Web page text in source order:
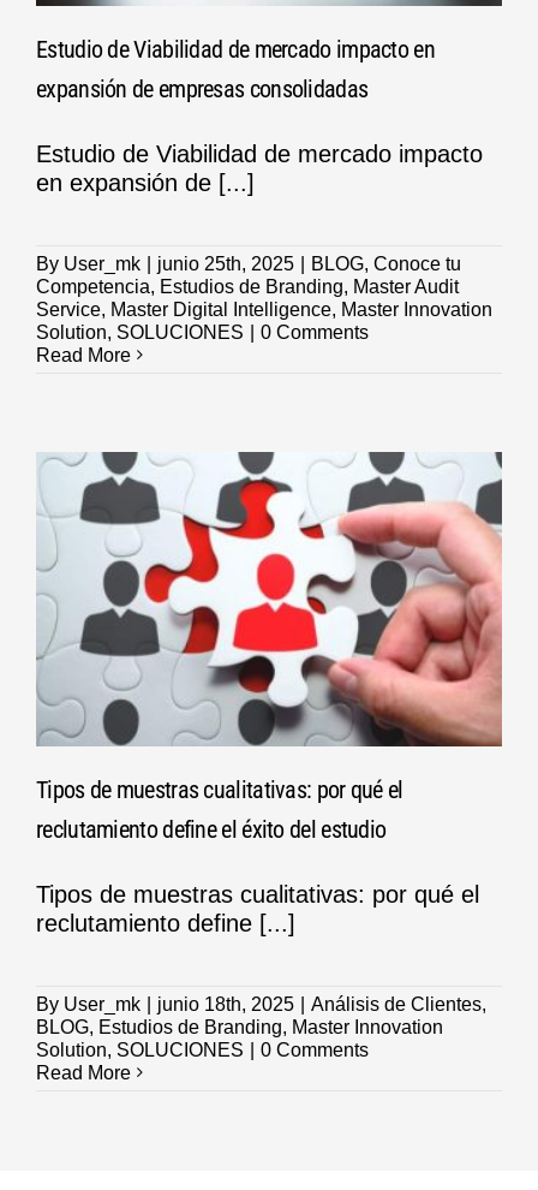
Estudio de Viabilidad de mercado impacto en
expansión de empresas consolidadas
Estudio de Viabilidad de mercado impacto
en expansión de [...]
By User_mk junio 25th, 2025 BLOG, Conoce tu
Competencia, Estudios de Branding, Master Audit
Service, Master Digital Intelligence, Master Innovation
Solution, SOLUCIONES
0 Comments
Read More
Tipos de muestras cualitativas: por qué el
reclutamiento define el éxito del estudio
Tipos de muestras cualitativas: por qué el
reclutamiento define [...]
By User_mk junio 18th, 2025 Análisis de Clientes,
BLOG, Estudios de Branding, Master Innovation
Solution, SOLUCIONES
0 Comments
Read More